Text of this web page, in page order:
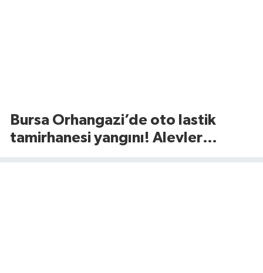
Bursa Orhangazi’de oto lastik
tamirhanesi yangını! Alevler